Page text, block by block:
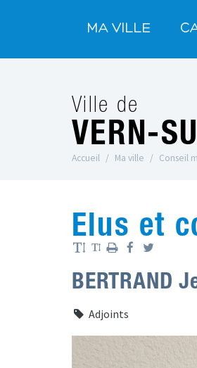
MA VILLE
Ville de
VERN-
Accueil Ma ville Conseil
Elus et
BERTRAND
Adjoints